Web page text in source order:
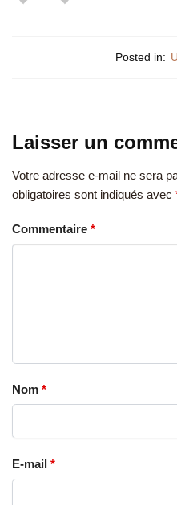
Posted in:
Laisser un
Votre adresse e-mail ne sera
obligatoires sont indiqués avec
Commentaire *
Nom *
E-mail *